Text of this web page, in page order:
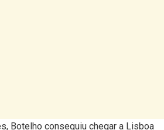
Botelho conseguiu chegar a Lisboa